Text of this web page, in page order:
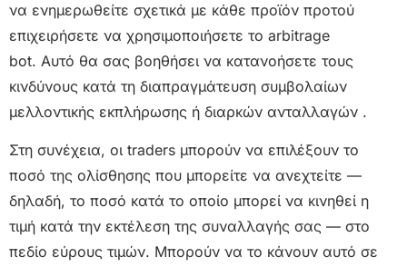
να ενημερωθείτε σχετικά με κάθε προϊόν προτού
επιχειρήσετε να χρησιμοποιήσετε το arbitrage
bot. Αυτό θα σας βοηθήσει να κατανοήσετε τους
κινδύνους κατά τη διαπραγμάτευση συμβολαίων
μελλοντικής εκπλήρωσης ή διαρκών ανταλλαγών .
Στη συνέχεια, οι traders μπορούν να επιλέξουν το
ποσό της ολίσθησης που μπορείτε να ανεχτείτε —
δηλαδή, το ποσό κατά το οποίο μπορεί να κινηθεί η
τιμή κατά την εκτέλεση της συναλλαγής σας — στο
πεδίο εύρους τιμών. Μπορούν να το κάνουν αυτό σε